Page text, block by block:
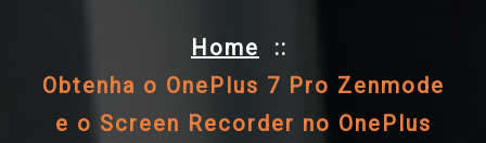
Home ::
Obtenha o OnePlus 7 Pro Zenmode
e o Screen Recorder no OnePlus